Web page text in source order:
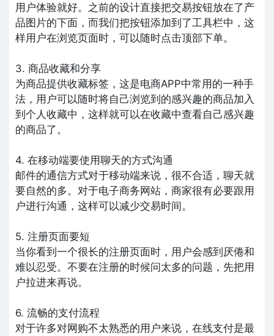
用户体验就好。之前的设计直接把交易按钮放在了产
品图片的下面，而我们把按钮添加到了工具栏中，这
样用户在浏览页面时，可以随时点击顶部下单。
3. 商品收藏和分享
为商品提供收藏标签，这是电商APP中常用的一种手
法，用户可以随时将自己浏览到的感兴趣的商品加入
到个人收藏中，这样就可以在收藏中查看自己感兴趣
的商品了。
4. 在移动端要使用聊天的方式沟通
邮件的通信方式对于移动端来说，很不合适，聊天就
要自然的多。对于电子商务网站，商家很有必要跟用
户进行沟通，这样可以减少交易时间。
5. 注册页面要短
当你看到一个很长的注册页面时，用户会感到厌倦和
难以忍受。不要在注册的时候问太多的问题，先把用
户拉进来再说。
6. 流畅的支付流程
对于许多对网购不太熟悉的用户来说，在线支付是最